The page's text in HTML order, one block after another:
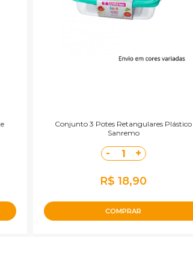
Conjunto 3 Potes Retangulares Plástico
Sanremo
- 1 +
R$ 18,90
COMPRAR